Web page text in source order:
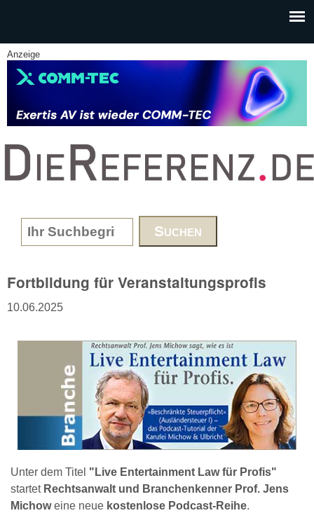
Anzeige
www.DieReferenz.de
Search form
Fortbildung für Veranstaltungsprofis
10.06.2025
Unter dem Titel "Live Entertainment Law für Profis"
startet Rechtsanwalt und Branchenkenner Prof. Jens
Michoweine neue kostenlose Podcast-Reihe.